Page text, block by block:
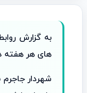
به گزارش
های هر هفته
شهردار